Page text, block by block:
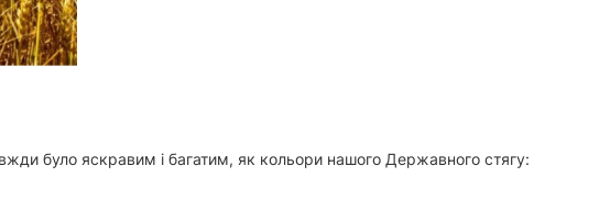
було яскравим і багатим, як кольори нашого Державного стягу: